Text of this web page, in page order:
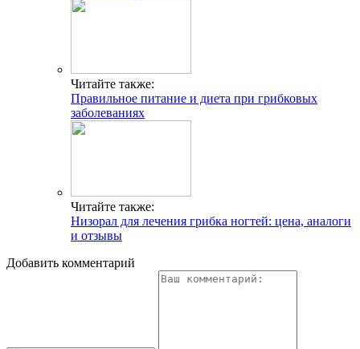
Читайте также:
Правильное питание и диета при грибковых
заболеваниях
Читайте также:
Низорал для лечения грибка ногтей: цена, аналоги
и отзывы
Добавить комментарий